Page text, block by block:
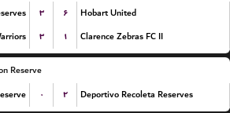
۳ ۶
Hobart United
۳ ۱ Clarence Zebras FC II
Reserve
۰ ۲ Deportivo Recoleta Reserves